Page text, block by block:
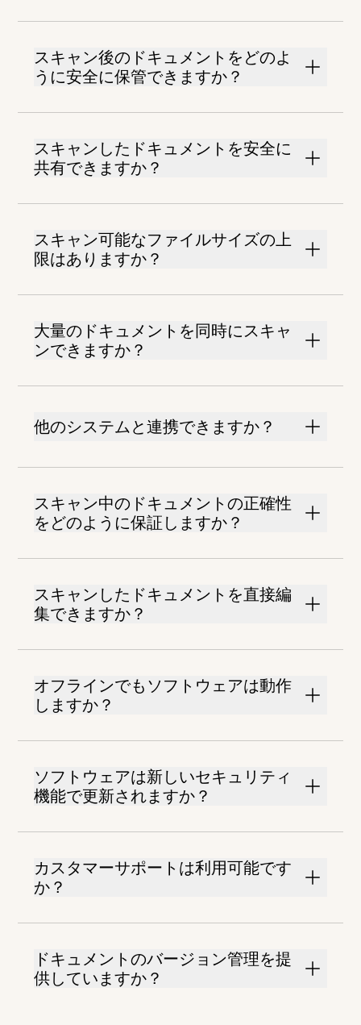
スキャン後のドキュメントをどのよ
うに安全に保管できますか？
スキャンしたドキュメントを安全に
共有できますか？
スキャン可能なファイルサイズの上
限はありますか？
大量のドキュメントを同時にスキャ
ンできますか？
他のシステムと連携できますか？
スキャン中のドキュメントの正確性
をどのように保証しますか？
スキャンしたドキュメントを直接編
集できますか？
オフラインでもソフトウェアは動作
しますか？
ソフトウェアは新しいセキュリティ
機能で更新されますか？
カスタマーサポートは利用可能です
か？
ドキュメントのバージョン管理を提
供していますか？